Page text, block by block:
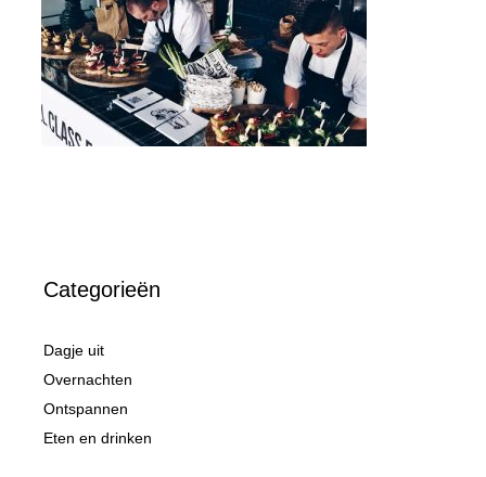
Categorieën
Dagje uit
Overnachten
Ontspannen
Eten en drinken